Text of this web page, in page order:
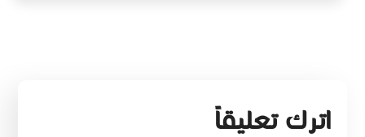
اترك تعليقاً